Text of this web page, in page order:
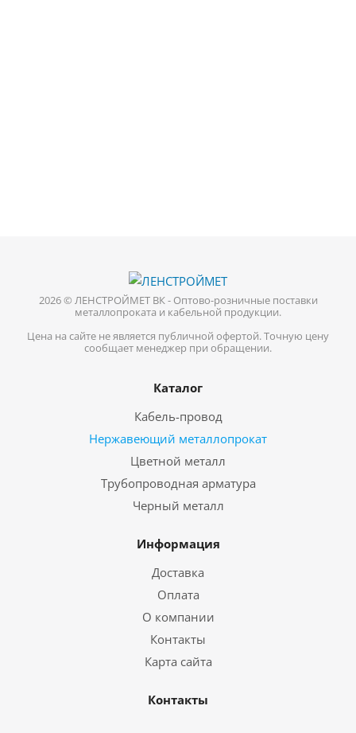
2026 © ЛЕНСТРОЙМЕТ ВК - Оптово-розничные поставки
металлопроката и кабельной продукции.
Цена на сайте не является публичной офертой. Точную цену
сообщает менеджер при обращении.
Каталог
Кабель-провод
Нержавеющий металлопрокат
Цветной металл
Трубопроводная арматура
Черный металл
Информация
Доставка
Оплата
О компании
Контакты
Карта сайта
Контакты